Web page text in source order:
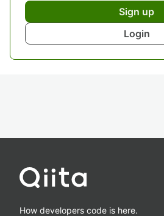
Sign up
Login
How developers code is here.